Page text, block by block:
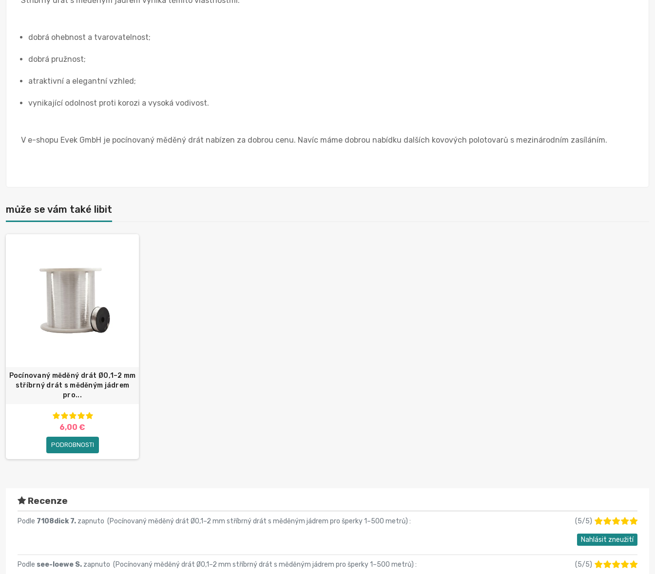
dobrá ohebnost a tvarovatelnost;
dobrá pružnost;
atraktivní a elegantní vzhled;
vynikající odolnost proti korozi a vysoká vodivost.
V e-shopu Evek GmbH je pocínovaný měděný drát nabízen za dobrou cenu. Navíc máme dobrou nabídku dalších kovových polotovarů s mezinárodním zasíláním.
může se vám také libit
Pocínovaný měděný drát Ø0,1–2 mm
stříbrný drát s měděným jádrem
pro...
6,00 €
PODROBNOSTI
Recenze
Podle 7108dick 7. zapnuto (Pocínovaný měděný drát Ø0,1–2 mm stříbrný drát s měděným jádrem pro šperky 1–500 metrů) : (5/5)
Nahlásit zneužití
Podle see-loewe S. zapnuto (Pocínovaný měděný drát Ø0,1–2 mm stříbrný drát s měděným jádrem pro šperky 1–500 metrů) : (5/5)